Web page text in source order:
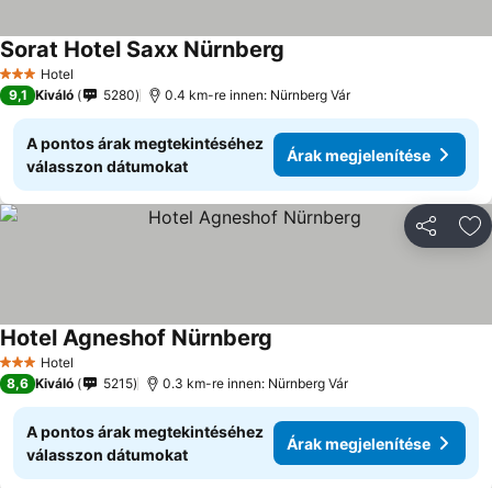
3 Kategória
Hotel
Sorat Hotel Saxx Nürnberg
9,1 Kiváló 5280 0.4 km-re innen: Nürnberg Vár
A pontos árak megtekintéséhez
válasszon dátumokat
Árak megjelenítése
3 Kategória
Hotel
Hotel Agneshof Nürnberg
8,6 Kiváló 5215 0.3 km-re innen: Nürnberg Vár
A pontos árak megtekintéséhez
válasszon dátumokat
Árak megjelenítése